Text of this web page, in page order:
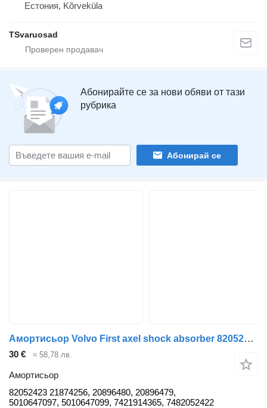
Естония, Kõrveküla
TSvaruosad
Абонирайте се за нови обяви от тази
рубрика
Абонирай се
Амортисьор Volvo First axel shock absorber 82052423 за влекач Volvo FL280
30 € ≈ 58,78 лв.
Амортисьор
82052423 21874256, 20896480, 20896479,
5010647097, 5010647099, 7421914365, 7482052422